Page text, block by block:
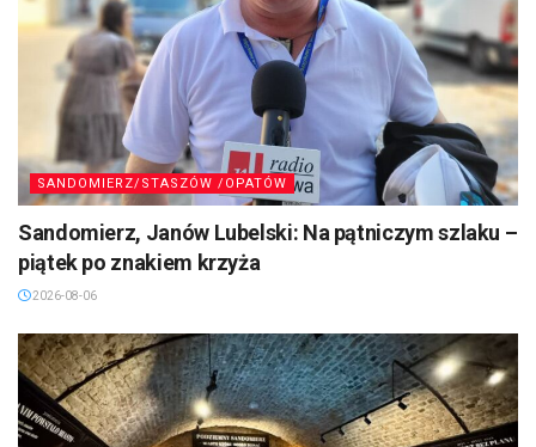
SANDOMIERZ/STASZÓW /OPATÓW
Sandomierz, Janów Lubelski: Na pątniczym szlaku –
piątek po znakiem krzyża
2026-08-06